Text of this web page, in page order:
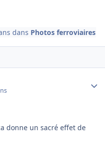
dans Photos ferroviaires
donne un sacré effet de